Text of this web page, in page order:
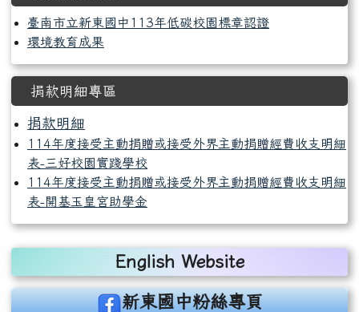
臺南市立新東國中113年低碳校園標章認證
環境教育成果
捐款明細專區
捐款明細
114年度接受主動捐贈或接受外界主動捐贈經費收支明細
表-三好校園實踐學校
114年度接受主動捐贈或接受外界主動捐贈經費收支明細
表-開基玉皇宮助學金
右邊區域內容English Website
link to https://www.facebook.com/
新東國中粉絲專頁